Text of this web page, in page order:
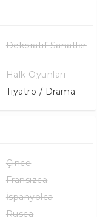
Dekoratif Sanatlar
Halk Oyunları
Tiyatro / Drama
Çince
Fransızca
İspanyolca
Rusça